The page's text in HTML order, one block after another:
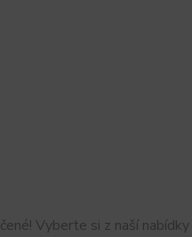
Vyberte si z naší